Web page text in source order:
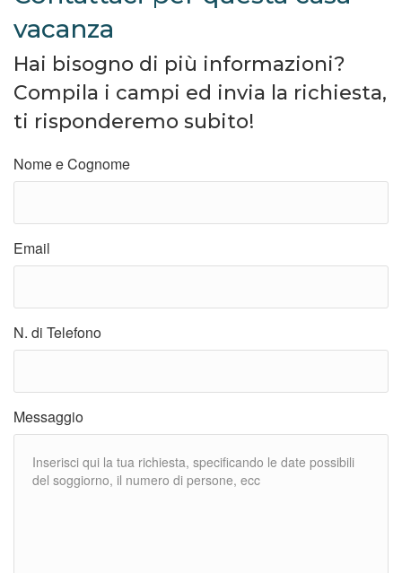
vacanza
Hai bisogno di più informazioni?
Compila i campi ed invia la richiesta,
ti risponderemo subito!
Nome e Cognome
Email
N. di Telefono
Messaggio